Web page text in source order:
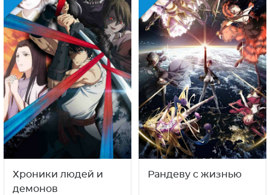
Хроники людей и
демонов
Рандеву с жизнью